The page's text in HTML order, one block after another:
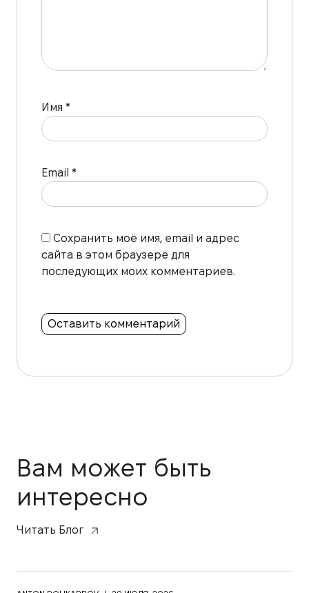
Имя *
Email *
Сохранить моё имя, email и адрес
сайта в этом браузере для
последующих моих комментариев.
Вам может быть
интересно
Читать Блог